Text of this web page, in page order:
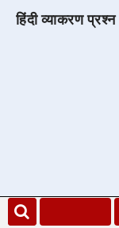
हिंदी व्याकरण प्रश्न